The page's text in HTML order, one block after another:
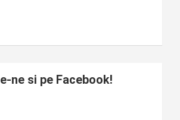
ne si pe Facebook!